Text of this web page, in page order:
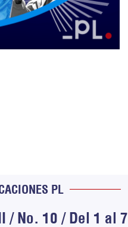
PL
/ No. 10 / Del 1 al 7